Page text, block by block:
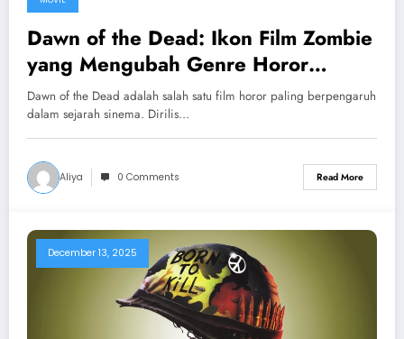
Dawn of the Dead: Ikon Film Zombie
yang Mengubah Genre Horor
Selamanya
Dawn of the Dead adalah salah satu film horor paling berpengaruh
dalam sejarah sinema. Dirilis…
Aliya 0 Comments Read More
December 13, 2025